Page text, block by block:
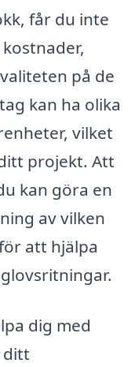
får du inte
på de
kan ha olika
vilket
projekt. Att
kan göra en
av vilken
att hjälpa
dig med
ditt